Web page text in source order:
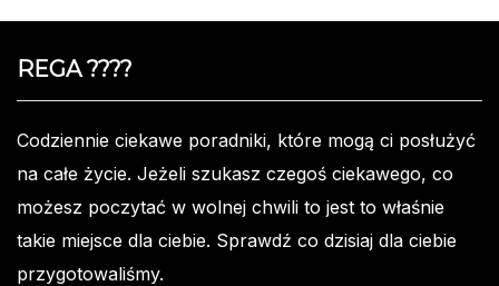
REGA ????️
Codziennie ciekawe poradniki, które mogą ci posłużyć
na całe życie. Jeżeli szukasz czegoś ciekawego, co
możesz poczytać w wolnej chwili to jest to właśnie
takie miejsce dla ciebie. Sprawdź co dzisiaj dla ciebie
przygotowaliśmy.